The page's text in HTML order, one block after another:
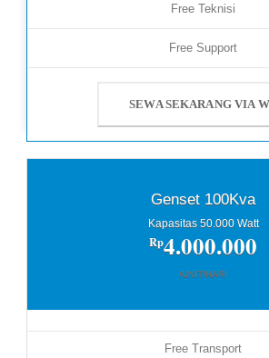
Free Teknisi
Free Support
SEWA SEKARANG VIA
Genset 100Kva
Kapasitas 50.000 Watt
Rp4.000.000
/UNIT/HARI
Free Transport